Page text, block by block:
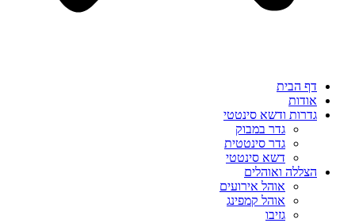
דף הבית
אודות
גדרות ודשא סינטטי
גדר במבוק
גדר סינטטית
דשא סינטטי
הצללה ואוהלים
אוהל אירועים
אוהל קמפינג
גזיבו